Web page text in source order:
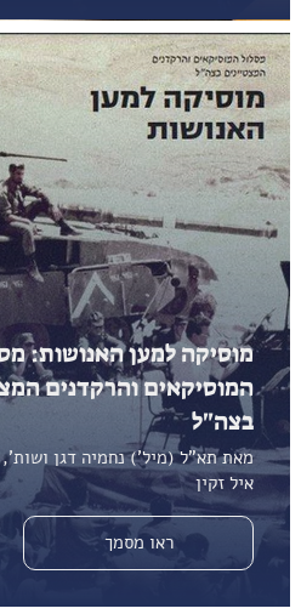
מוסיקה למען האנושות:
המוסיקאים והרקדנים
בצה"ל
איל זקין
ראו מסמך